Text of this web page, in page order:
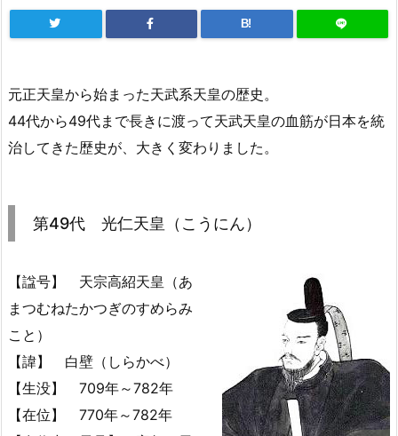
B!
元正天皇から始まった天武系天皇の歴史。
44代から49代まで長きに渡って天武天皇の血筋が日本を統
治してきた歴史が、大きく変わりました。
第49代 光仁天皇（こうにん）
【諡号】 天宗高紹天皇（あ
まつむねたかつぎのすめらみ
こと）
【諱】 白壁（しらかべ）
【生没】 709年～782年
【在位】 770年～782年